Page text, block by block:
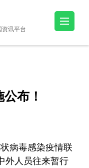
讯平台
布！
病毒感染疫情联
外人员往来暂行